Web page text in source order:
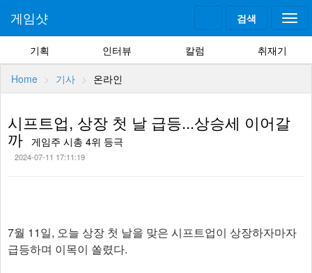
검색
게임샷
기획 인터뷰 칼럼 취재기
Home 기사 온라인
시프트업, 상장 첫 날 급등...상승세 이어갈
까 게임주 시총 4위 등극
2024-07-11 17:11:19
7월 11일, 오늘 상장 첫 날을 맞은 시프트업이 상장하자마자
급등하며 이목이 쏠렸다.